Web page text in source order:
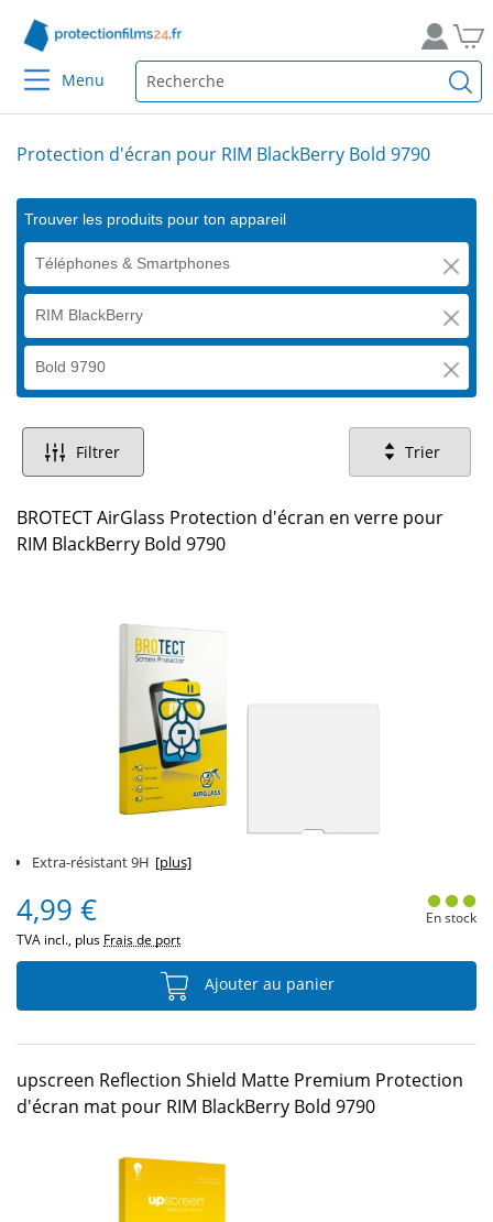
Menu
Protection d'écran pour RIM BlackBerry Bold 9790
Trouver les produits pour ton appareil
Téléphones & Smartphones
RIM BlackBerry
Bold 9790
Filtrer Trier
BROTECT AirGlass Protection d'écran en verre pour
RIM BlackBerry Bold 9790
Extra-résistant 9H [plus]
4,99 €
TVA incl., plus Frais de port
En stock
Ajouter au panier
upscreen Reflection Shield Matte Premium Protection
d'écran mat pour RIM BlackBerry Bold 9790